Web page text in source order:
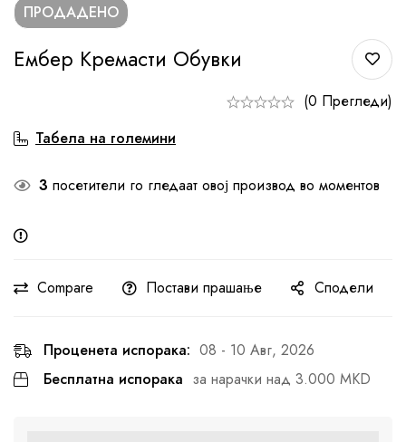
ПРОДАДЕНО
Ембер Кремасти Обувки
(0 Прегледи)
Табела на големини
3 посетители го гледаат овој производ во моментов
Compare Постави прашање Сподели
Проценета испорака: 08 - 10 Авг, 2026
Бесплатна испорака за нарачки над 3.000 MKD